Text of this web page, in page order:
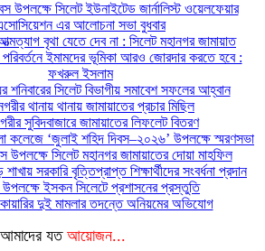
উপলক্ষে সিলেট ইউনাইটেড জার্নালিস্ট ওয়েলফেয়ার
এর আলোচনা সভা বুধবার
বৃথা যেতে দেব না : সিলেট মহানগর জামায়াত
ইমামদের ভূমিকা আরও জোরদার করতে হবে :
ফখরুল ইসলাম
শনিবারের সিলেট বিভাগীয় সমাবেশ সফলের আহ্বান
থানায় থানায় জামায়াতের প্রচার মিছিল
সুবিদবাজারে জামায়াতের লিফলেট বিতরণ
কলেজে ‘জুলাই শহিদ দিবস–২০২৬’ উপলক্ষে স্মরণসভা
উপলক্ষে সিলেট মহানগর জামায়াতের দোয়া মাহফিল
সরকারি বৃত্তিপ্রাপ্ত শিক্ষার্থীদের সংবর্ধনা প্রদান
উপলক্ষে ইসকন সিলেটে প্রশাসনের প্রস্তুতি
দুই মামলার তদন্তে অনিয়মের অভিযোগ
আমাদের যত আয়োজন...